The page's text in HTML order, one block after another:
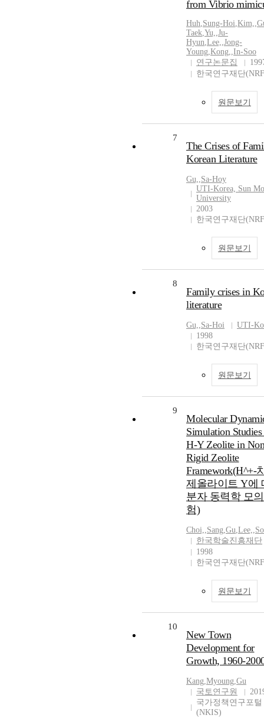
from Vibrio
Huh,Sung-Hoi,Kim,,
Taek,Yu,,Ju-
Hyun,Lee,,Jong-
Young,Kong,,In-Soo
연구논문집
한국연구재단
원문보기
7
The Crises of
Korean Literature
Gu,,Sa-Hoy
UTI-Korea, Sun
University
2003
한국연구재단
원문보기
8
Family crises in
literature
Gu,,Sa-Hoi
UTI-
1998
한국연구재단
원문보기
9
Molecular
Simulation
H-Y Zeolite in
Rigid Zeolite
Framework(H^+-
제올라이트 Y에
분자 동력학 모
험)
Choi,,Sang,Gu,Lee,,
한국학술진흥재단
1998
한국연구재단
원문보기
10
New Town
Development for
Growth, 1960-
Kang,Myoung,Gu
국토연구원
국가정책연구포털
(NKIS)